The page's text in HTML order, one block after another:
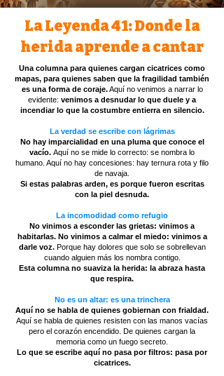
La Leyenda 41: Donde la
herida aprende a cantar
Una columna para quienes cargan cicatrices como
mapas, para quienes saben que la fragilidad también
es una forma de coraje.Aquí no venimos a narrar lo
evidente: venimos a desnudar lo que duele y a
incendiar lo que la costumbre entierra en silencio.
La verdad se escribe con lágrimas
No hay imparcialidad en una pluma que conoce el
vacío. Aquí no se mide lo correcto: se nombra lo
humano. Aquí no hay concesiones: hay ternura rota y filo
de navaja.
Si estas palabras arden, es porque fueron escritas
con la piel desnuda.
La incomodidad como refugio
No vinimos a esconder las grietas: vinimos a
habitarlas. No vinimos a calmar el miedo: vinimos a
darle voz.Porque hay dolores que solo se sobrellevan
cuando alguien más los nombra contigo.
Esta columna no suaviza la herida: la abraza hasta
que respira.
No es un altar: es una trinchera
Aquí no se habla de quienes gobiernan con frialdad.
Aquí se habla de quienes resisten con las manos vacías
pero el corazón encendido. De quienes cargan la
memoria como un fuego secreto.
Lo que se escribe aquí no pasa por filtros: pasa por
cicatrices.